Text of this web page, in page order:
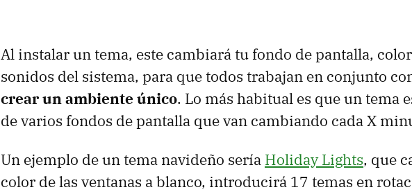
Al instalar un tema, este cambiará tu fondo de pantalla,
sonidos del sistema, para que todos trabajan en conjunto
crear un ambiente único. Lo más habitual es que un tema
de varios fondos de pantalla que van cambiando cada X
Un ejemplo de un tema navideño sería Holiday Lights, que
color de las ventanas a blanco, introducirá 17 temas en